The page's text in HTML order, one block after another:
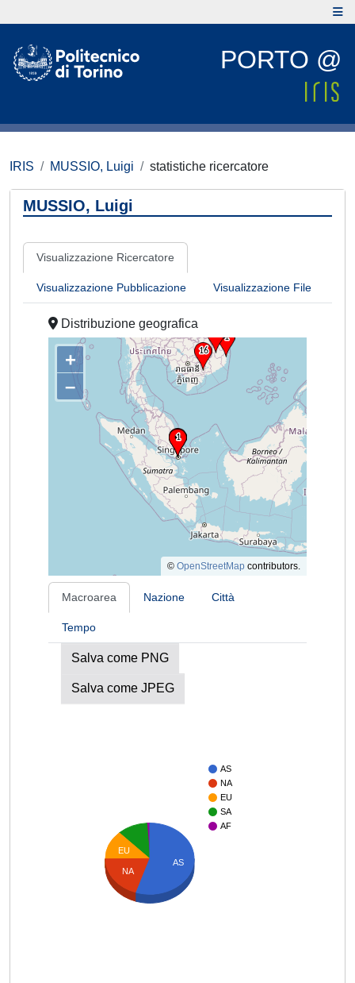
PORTO @
IRIS MUSSIO, Luigi statistiche ricercatore
MUSSIO, Luigi
Visualizzazione Ricercatore
Visualizzazione Pubblicazione Visualizzazione File
Distribuzione geografica
+
–
© OpenStreetMap contributors.
Macroarea Nazione Città
Tempo
Salva come PNG
Salva come JPEG
AS
NA
EU
SA
AF
EU
NA
AS